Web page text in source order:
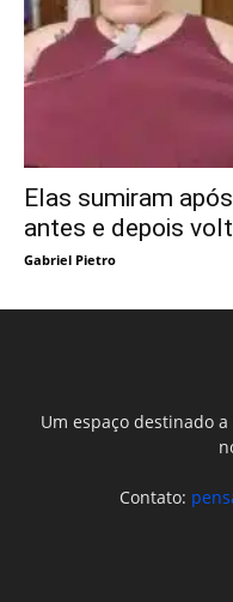
Elas sumiram
antes e depois
Gabriel Pietro
Um espaço destinado
Contato: